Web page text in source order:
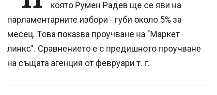
която Румен Радев ще се яви на
парламентарните избори - губи около 5% за
месец. Това показва проучване на "Маркет
линкс". Сравнението е с предишното проучване
на същата агенция от февруари т. г.